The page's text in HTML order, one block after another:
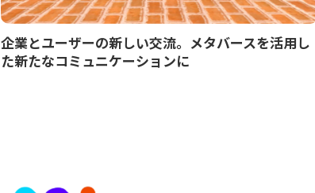
企業とユーザーの新しい交流。メタバースを活用し
た新たなコミュニケーションに